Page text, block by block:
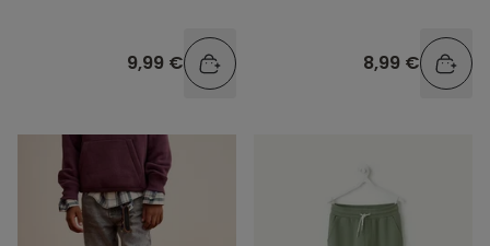
9,99 € 8,99 €